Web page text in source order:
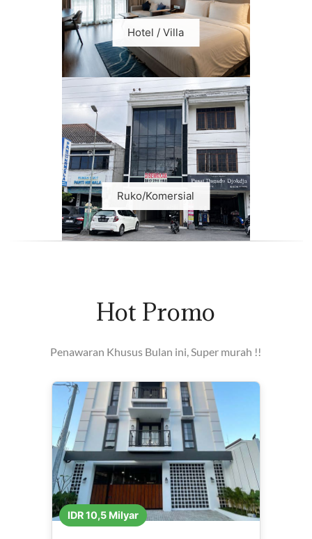
Hotel / Villa
Ruko/Komersial
Hot Promo
Penawaran Khusus Bulan ini, Super murah !!
IDR 10,5 Milyar